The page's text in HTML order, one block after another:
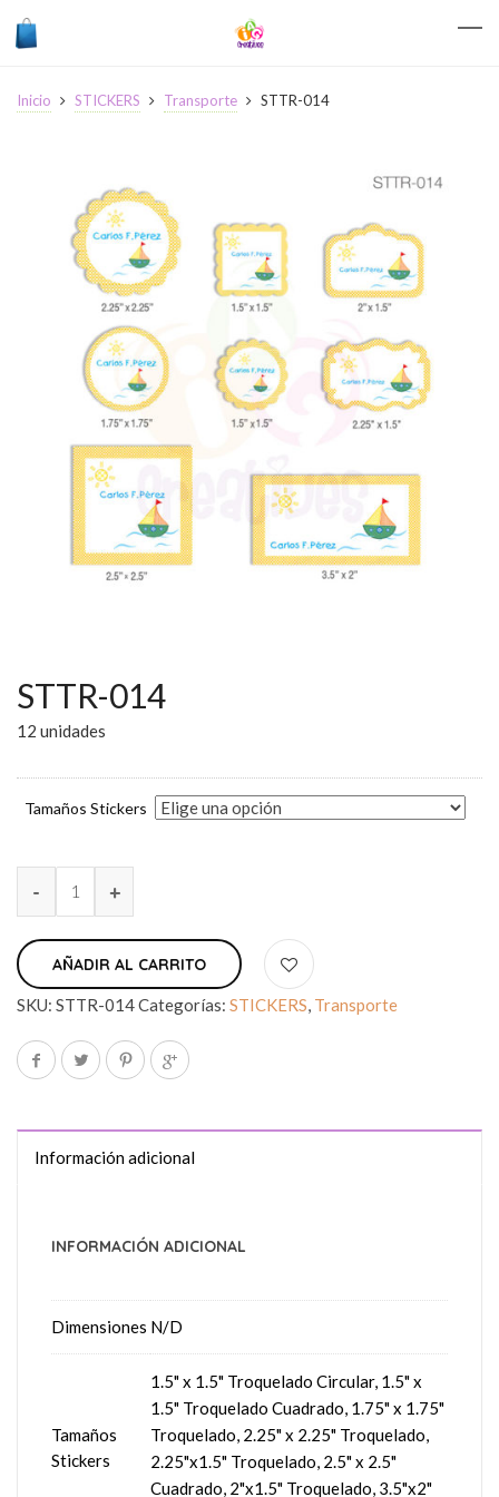
Inicio STICKERS Transporte STTR-014
STTR-014
12 unidades
Tamaños Stickers
AÑADIR AL CARRITO
SKU: STTR-014Categorías: STICKERS, Transporte
Información adicional
INFORMACIÓN ADICIONAL
Dimensiones N/D
Tamaños
Stickers
1.5" x 1.5" Troquelado Circular, 1.5" x
1.5" Troquelado Cuadrado, 1.75" x 1.75"
Troquelado, 2.25" x 2.25" Troquelado,
2.25"x1.5" Troquelado, 2.5" x 2.5"
Cuadrado, 2"x1.5" Troquelado, 3.5"x2"